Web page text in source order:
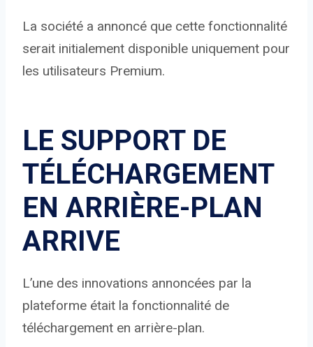
La société a annoncé que cette fonctionnalité
serait initialement disponible uniquement pour
les utilisateurs Premium.
LE SUPPORT DE
TÉLÉCHARGEMENT
EN ARRIÈRE-PLAN
ARRIVE
L’une des innovations annoncées par la
plateforme était la fonctionnalité de
téléchargement en arrière-plan.